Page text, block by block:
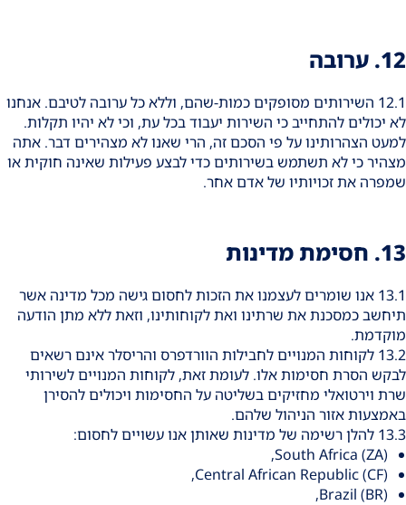
12. ערובה
12.1 השירותים מסופקים כמות-שהם, וללא כל ערובה לטיבם. אנחנו
לא יכולים להתחייב כי השירות יעבוד בכל עת, וכי לא יהיו תקלות.
למעט הצהרותינו על פי הסכם זה, הרי שאנו לא מצהירים דבר. אתה
מצהיר כי לא תשתמש בשירותים כדי לבצע פעילות שאינה חוקית או
שמפרה את זכויותיו של אדם אחר.
13. חסימת מדינות
13.1 אנו שומרים לעצמנו את הזכות לחסום גישה מכל מדינה אשר
תיחשב כמסכנת את שרתינו ואת לקוחותינו, וזאת ללא מתן הודעה
מוקדמת.
13.2 לקוחות המנויים לחבילות הוורדפרס והריסלר אינם רשאים
לבקש הסרת חסימות אלו. לעומת זאת, לקוחות המנויים לשירותי
שרת וירטואלי מחזיקים בשליטה על החסימות ויכולים להסירן
באמצעות אזור הניהול שלהם.
13.3 להלן רשימה של מדינות שאותן אנו עשויים לחסום:
South Africa (ZA),
Central African Republic (CF),
Brazil (BR),